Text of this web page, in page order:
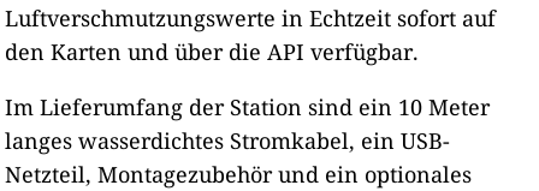
Luftverschmutzungswerte in Echtzeit sofort auf
den Karten und über die API verfügbar.
Im Lieferumfang der Station sind ein 10 Meter
langes wasserdichtes Stromkabel, ein USB-
Netzteil, Montagezubehör und ein optionales